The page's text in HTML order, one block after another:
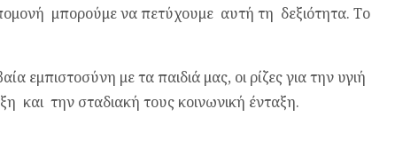
μπορούμε να πετύχουμε αυτή τη δεξιότητα. Το
εμπιστοσύνη με τα παιδιά μας, οι ρίζες για την υγιή
και την σταδιακή τους κοινωνική ένταξη.